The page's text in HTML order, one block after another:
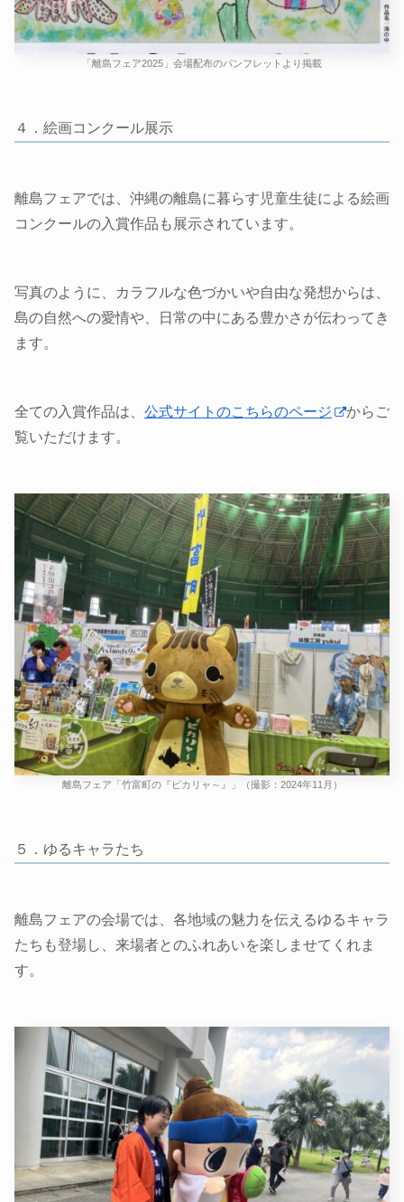
「離島フェア2025」会場配布のパンフレットより掲載
４．絵画コンクール展示
離島フェアでは、沖縄の離島に暮らす児童生徒による絵画
コンクールの入賞作品も展示されています。
写真のように、カラフルな色づかいや自由な発想からは、
島の自然への愛情や、日常の中にある豊かさが伝わってき
ます。
全ての入賞作品は、 公式サイトのこちらのページ
からご
覧いただけます。
離島フェア「竹富町の『ピカリャ～』」（撮影：2024年11月）
５．ゆるキャラたち
離島フェアの会場では、各地域の魅力を伝えるゆるキャラ
たちも登場し、来場者とのふれあいを楽しませてくれま
す。